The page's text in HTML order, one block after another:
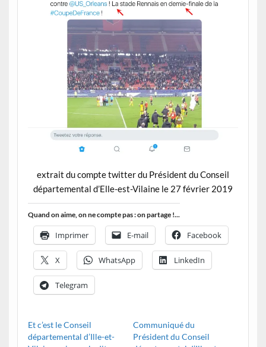
extrait du compte twitter du Président du Conseil
départemental d’Elle-est-Vilaine le 27 février 2019
Quand on aime, on ne compte pas : on partage !...
Imprimer E-mail Facebook
X WhatsApp LinkedIn
Telegram
Et c’est le Conseil
départemental d’Ille-et-
Communiqué du
Président du Conseil